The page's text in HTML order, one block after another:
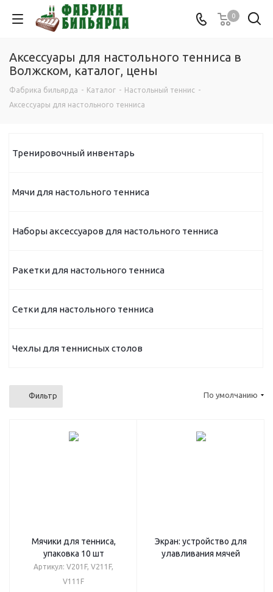
0
Аксессуары для настольного тенниса в
Волжском, каталог, цены
Фабрика бильярда - Каталог - Настольный теннис -
Аксессуары для настольного тенниса
Тренировочный инвентарь
Мячи для настольного тенниса
Наборы аксессуаров для настольного тенниса
Ракетки для настольного тенниса
Сетки для настольного тенниса
Чехлы для теннисных столов
Фильтр По умолчанию
Мячики для тенниса,
упаковка 10 шт
Артикул: V201F, V211F,
V111F
Экран: устройство для
улавливания мячей